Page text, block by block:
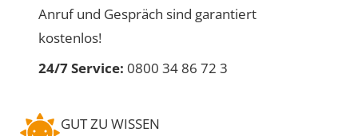
Anruf und Gespräch sind garantiert
kostenlos!
24/7 Service: 0800 34 86 72 3
GUT ZU WISSEN